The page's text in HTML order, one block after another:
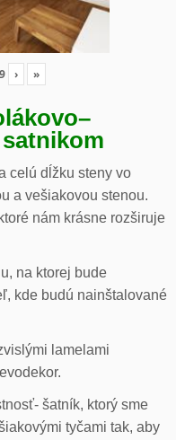
9 › »
–
celú dĺžku steny vo
a vešiakovou stenou.
nám krásne rozširuje
na ktorej bude
kde budú nainštalované
lamelami
šatník, ktorý sme
tyčami tak, aby